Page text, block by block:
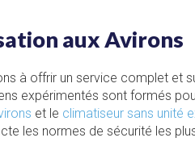
aux Avirons
à offrir un service complet et
expérimentés sont formés
et le climatiseur sans unité
les normes de sécurité les